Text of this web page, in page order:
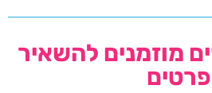
מוזמנים להשאיר
פרטים